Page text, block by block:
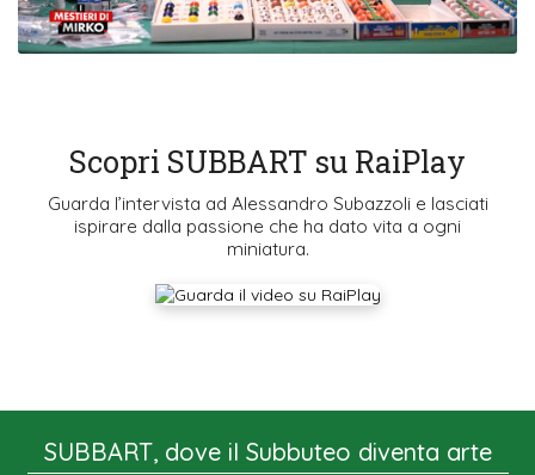
Scopri SUBBART su RaiPlay
Guarda l’intervista ad Alessandro Subazzoli e lasciati
ispirare dalla passione che ha dato vita a ogni
miniatura.
SUBBART, dove il Subbuteo diventa arte